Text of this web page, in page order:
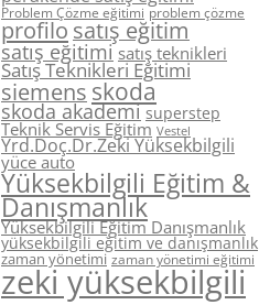
Problem Çözme eğitimi problem çözme
profilo satış eğitim
satış eğitimi satış teknikleri
Satış Teknikleri Eğitimi
siemens skoda
skoda akademi superstep
Teknik Servis Eğitim Vestel
Yrd.Doç.Dr.Zeki Yüksekbilgili
yüce auto
Yüksekbilgili Eğitim &
Danışmanlık
Yüksekbilgili Eğitim Danışmanlık
yüksekbilgili eğitim ve danışmanlık
zaman yönetimi zaman yönetimi eğitimi
zeki yüksekbilgili